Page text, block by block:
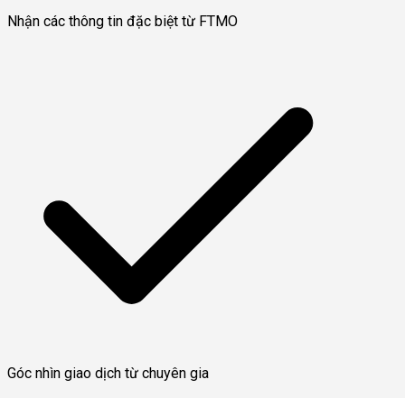
Nhận các thông tin đặc biệt từ FTMO
Góc nhìn giao dịch từ chuyên gia